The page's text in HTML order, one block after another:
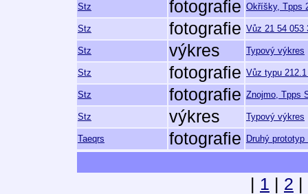
Stz fotografie Okříšky, Tpps
Stz fotografie Vůz 21 54 053
Stz výkres Typový výkres
Stz fotografie Vůz typu
Stz fotografie Znojmo, Tpps
Stz výkres Typový výkres
Taeqrs fotografie Druhý
1 2